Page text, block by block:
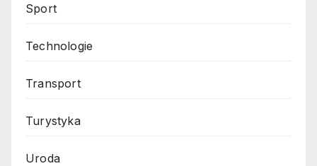
Sport
Technologie
Transport
Turystyka
Uroda